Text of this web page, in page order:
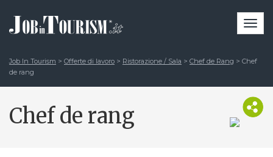
Job In Tourism > Offerte di lavoro > Ristorazione / Sala > Chef de Rang > Chef
de rang
Chef de rang